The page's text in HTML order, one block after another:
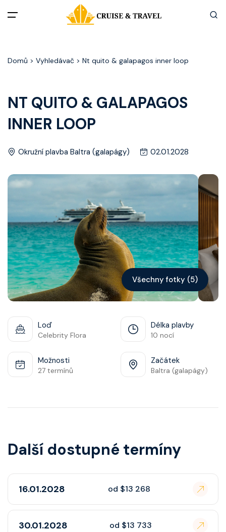
Akční nabídky
Destinace
Zážitky z plaveb
Užitečné informace
Často kladené otázky
Kontakt
Vyhledat plavbu
Domů > Vyhledávač > Nt quito & galapagos inner loop
NT QUITO & GALAPAGOS
INNER LOOP
Okružní plavba Baltra (galapágy) 02.01.2028
Všechny fotky (5)
Loď
Celebrity Flora
Délka plavby
10 nocí
Možnosti
27 termínů
Začátek
Baltra (galapágy)
Další dostupné termíny
16.01.2028 od $13 268
30.01.2028 od $13 733